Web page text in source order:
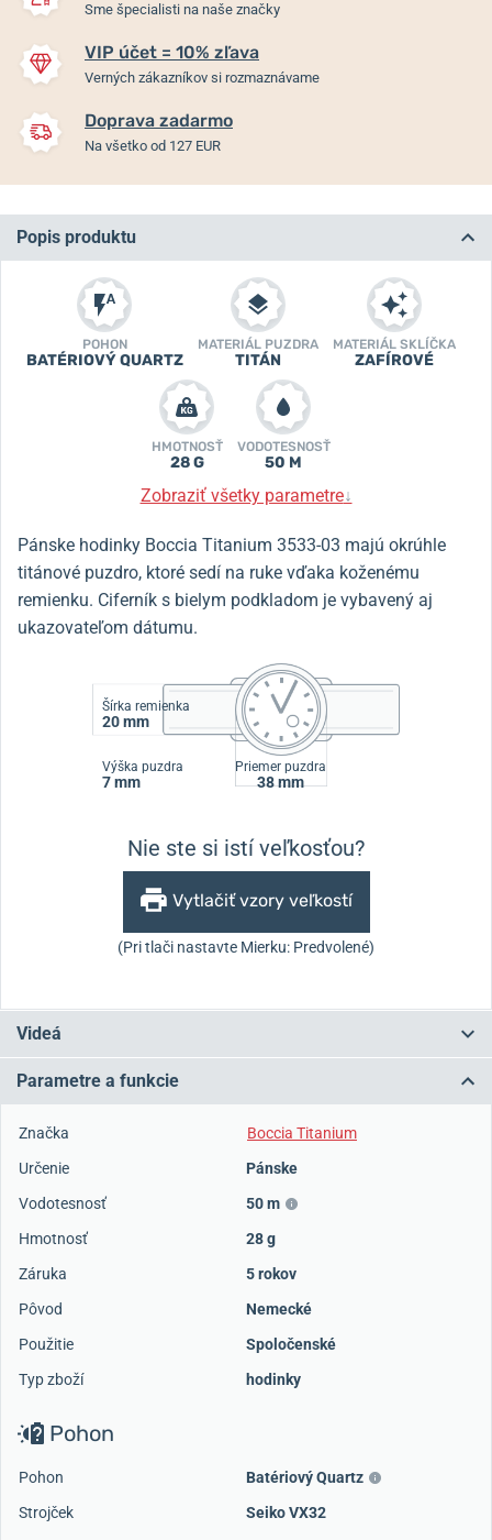
Sme špecialisti na naše značky
VIP účet = 10% zľava
Verných zákazníkov si rozmaznávame
Doprava zadarmo
Na všetko od 127 EUR
Popis produktu
POHON
BATÉRIOVÝ QUARTZ
MATERIÁL PUZDRA
TITÁN
MATERIÁL SKLÍČKA
ZAFÍROVÉ
HMOTNOSŤ
28 G
VODOTESNOSŤ
50 M
Zobraziť všetky parametre↓
Pánske hodinky Boccia Titanium 3533-03 majú okrúhle
titánové puzdro, ktoré sedí na ruke vďaka koženému
remienku. Ciferník s bielym podkladom je vybavený aj
ukazovateľom dátumu.
Šírka remienka
20 mm
Výška puzdra
7 mm
Priemer puzdra
38 mm
Nie ste si istí veľkosťou?
Vytlačiť vzory veľkostí
(Pri tlači nastavte Mierku: Predvolené)
Videá
Parametre a funkcie
Značka
Boccia Titanium
Určenie
Pánske
Vodotesnosť
50 m
Hmotnosť
28 g
Záruka
5 rokov
Pôvod
Nemecké
Použitie
Spoločenské
Typ zboží
hodinky
Pohon
Pohon
Batériový Quartz
Strojček
Seiko VX32